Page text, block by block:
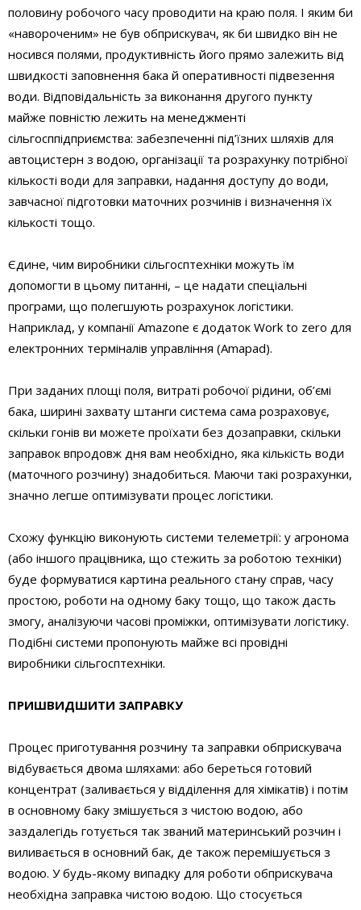
половину робочого часу проводити на краю поля. І яким би
«навороченим» не був обприскувач, як би швидко він не
носився полями, продуктивність його прямо залежить від
швидкості заповнення бака й оперативності підвезення
води. Відповідальність за виконання другого пункту
майже повністю лежить на менеджменті
сільгосппідприємства: забезпеченні під’їзних шляхів для
автоцистерн з водою, організації та розрахунку потрібної
кількості води для заправки, надання доступу до води,
завчасної підготовки маточних розчинів і визначення їх
кількості тощо.
Єдине, чим виробники сільгосптехніки можуть їм
допомогти в цьому питанні, – це надати спеціальні
програми, що полегшують розрахунок логістики.
Наприклад, у компанії Amazone є додаток Work to zero для
електронних терміналів управління (Amapad).
При заданих площі поля, витраті робочої рідини, об’ємі
бака, ширині захвату штанги система сама розраховує,
скільки гонів ви можете проїхати без дозаправки, скільки
заправок впродовж дня вам необхідно, яка кількість води
(маточного розчину) знадобиться. Маючи такі розрахунки,
значно легше оптимізувати процес логістики.
Схожу функцію виконують систе­ми телеметрії: у агронома
(або іншого працівника, що стежить за роботою техніки)
буде формуватися картина реального стану справ, часу
простою, роботи на одному баку тощо, що також дасть
змогу, аналізуючи часові проміжки, оптимізувати логістику.
Подібні системи пропонують майже всі провідні
виробники сільгосптехніки.
ПРИШВИДШИТИ ЗАПРАВКУ
Процес приготування розчину та заправки обприскувача
відбувається двома шляхами: або береться готовий
концентрат (заливається у відділення для хімікатів) і потім
в основному баку змішується з чистою водою, або
заздалегідь готується так званий материнський розчин і
виливається в основний бак, де також перемішується з
водою. У будь-якому випадку для роботи обприскувача
необхідна заправка чистою водою. Що стосується